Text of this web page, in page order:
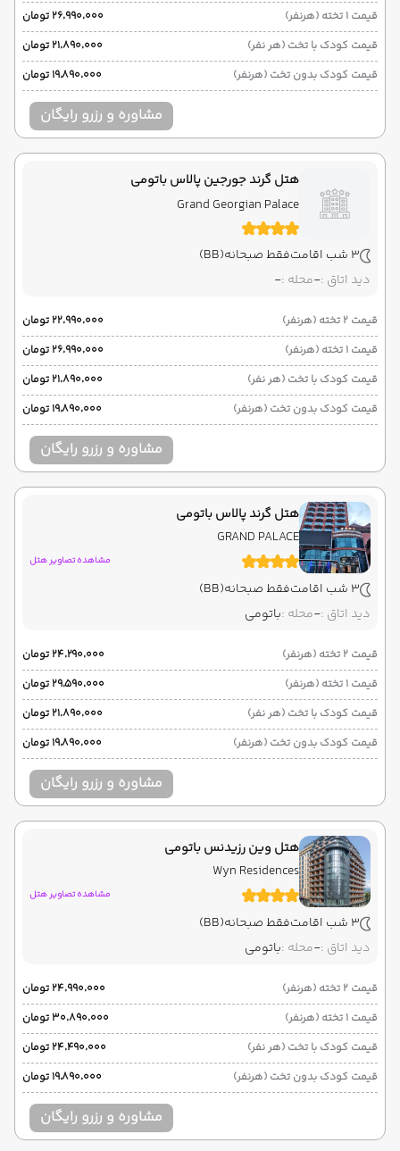
قیمت 1 تخته (هرنفر)
۲۶٬۹۹۰٬۰۰۰ تومان
قیمت کودک با تخت (هر نفر)
۲۱٬۸۹۰٬۰۰۰ تومان
قیمت کودک بدون تخت (هرنفر)
۱۹٬۸۹۰٬۰۰۰ تومان
مشاوره و رزرو رایگان
هتل گرند جورجین پالاس باتومی
Grand Georgian Palace
3 شب اقامت فقط صبحانه(BB)
دید اتاق :-محله :-
قیمت 2 تخته (هرنفر)
۲۲٬۹۹۰٬۰۰۰ تومان
قیمت 1 تخته (هرنفر)
۲۶٬۹۹۰٬۰۰۰ تومان
قیمت کودک با تخت (هر نفر)
۲۱٬۸۹۰٬۰۰۰ تومان
قیمت کودک بدون تخت (هرنفر)
۱۹٬۸۹۰٬۰۰۰ تومان
مشاوره و رزرو رایگان
هتل گرند پالاس باتومی
GRAND PALACE
مشاهده تصاویر هتل
3 شب اقامت فقط صبحانه(BB)
دید اتاق :-محله :باتومی
قیمت 2 تخته (هرنفر)
۲۴٬۲۹۰٬۰۰۰ تومان
قیمت 1 تخته (هرنفر)
۲۹٬۵۹۰٬۰۰۰ تومان
قیمت کودک با تخت (هر نفر)
۲۱٬۸۹۰٬۰۰۰ تومان
قیمت کودک بدون تخت (هرنفر)
۱۹٬۸۹۰٬۰۰۰ تومان
مشاوره و رزرو رایگان
هتل وین رزیدنس باتومی
Wyn Residences
مشاهده تصاویر هتل
3 شب اقامت فقط صبحانه(BB)
دید اتاق :-محله :باتومی
قیمت 2 تخته (هرنفر)
۲۴٬۹۹۰٬۰۰۰ تومان
قیمت 1 تخته (هرنفر)
۳۰٬۸۹۰٬۰۰۰ تومان
قیمت کودک با تخت (هر نفر)
۲۴٬۴۹۰٬۰۰۰ تومان
قیمت کودک بدون تخت (هرنفر)
۱۹٬۸۹۰٬۰۰۰ تومان
مشاوره و رزرو رایگان